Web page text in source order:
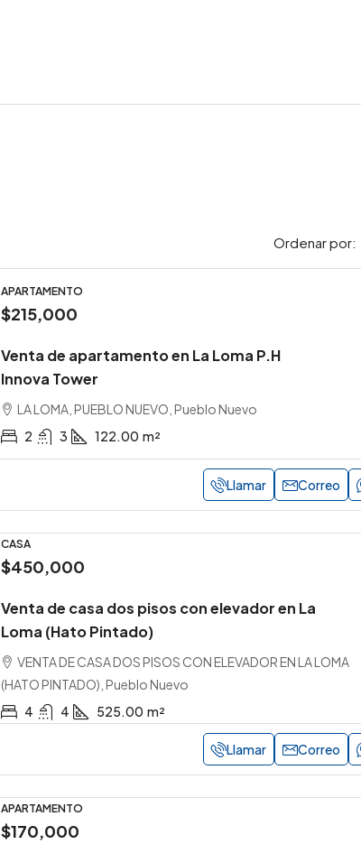
Ordenar por:
APARTAMENTO
$215,000
Venta de apartamento en La Loma P.H
Innova Tower
LA LOMA, PUEBLO NUEVO, Pueblo Nuevo
2
3 122.00 m²
Llamar Correo
CASA
$450,000
Venta de casa dos pisos con elevador en La
Loma (Hato Pintado)
VENTA DE CASA DOS PISOS CON ELEVADOR EN LA LOMA
(HATO PINTADO), Pueblo Nuevo
4
4 525.00 m²
Llamar Correo
APARTAMENTO
$170,000